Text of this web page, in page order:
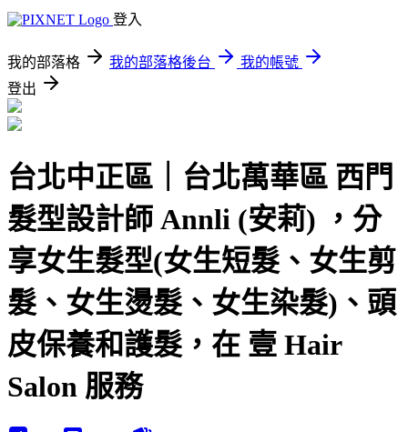
登入
我的部落格 我的部落格後台
我的帳號
登出
台北中正區｜台北萬華區 西門
髮型設計師 Annli (安莉) ，分
享女生髮型(女生短髮、女生剪
髮、女生燙髮、女生染髮)、頭
皮保養和護髮，在 壹 Hair
Salon 服務